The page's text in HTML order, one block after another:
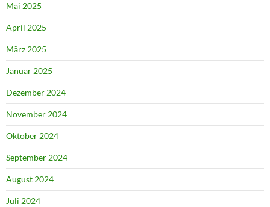
Mai 2025
April 2025
März 2025
Januar 2025
Dezember 2024
November 2024
Oktober 2024
September 2024
August 2024
Juli 2024